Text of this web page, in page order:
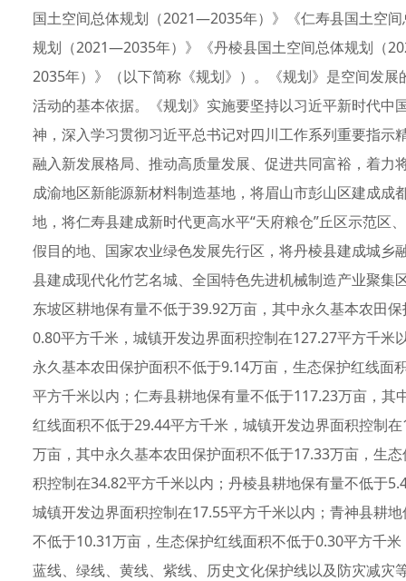
国土空间总体规划（2021—2035年）》《仁寿县国土空
规划（2021—2035年）》《丹棱县国土空间总体规划（
2035年）》（以下简称《规划》）。《规划》是空间发
活动的基本依据。《规划》实施要坚持以习近平新时代
神，深入学习贯彻习近平总书记对四川工作系列重要指
融入新发展格局、推动高质量发展、促进共同富裕，着
成渝地区新能源新材料制造基地，将眉山市彭山区建成
地，将仁寿县建成新时代更高水平“天府粮仓”丘区示范区
假目的地、国家农业绿色发展先行区，将丹棱县建成城
县建成现代化竹艺名城、全国特色先进机械制造产业聚
东坡区耕地保有量不低于39.92万亩，其中永久基本农田
0.80平方千米，城镇开发边界面积控制在127.27平方千
永久基本农田保护面积不低于9.14万亩，生态保护红线
平方千米以内；仁寿县耕地保有量不低于117.23万亩，
红线面积不低于29.44平方千米，城镇开发边界面积控制
万亩，其中永久基本农田保护面积不低于17.33万亩，生
积控制在34.82平方千米以内；丹棱县耕地保有量不低于
城镇开发边界面积控制在17.55平方千米以内；青神县耕
不低于10.31万亩，生态保护红线面积不低于0.30平方千
蓝线、绿线、黄线、紫线、历史文化保护线以及防灾减